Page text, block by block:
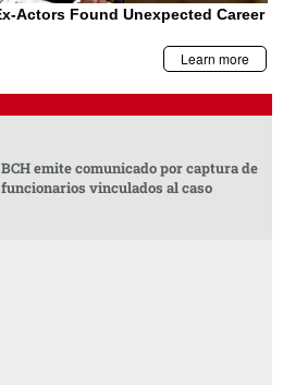
BCH emite comunicado por captura de
funcionarios vinculados al caso